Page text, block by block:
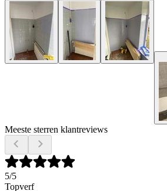
Meeste sterren klantreviews
5/5
Topverf